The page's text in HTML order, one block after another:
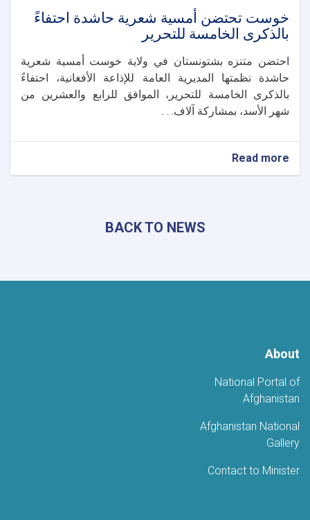
خوست تحتضن أمسية شعرية حاشدة احتفاءً
بالذكرى الخامسة للتحرير
احتضن متنزه بشتونستان في ولاية خوست أمسية شعرية
حاشدة نظمتها المديرية العامة للإذاعة الأفغانية، احتفاءً
بالذكرى الخامسة للتحرير، الموافق للرابع والعشرين من
شهر الأسد، بمشاركة آلاف. . .
Read more
حاشدة
للتحرير
BACK TO NEWS
About
National Portal of
Afghanistan
Afghanistan National
Gallery
Contact to Minister